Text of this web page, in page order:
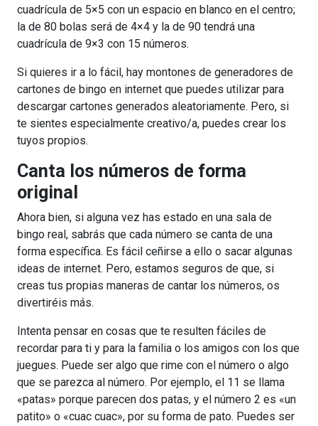
cuadrícula de 5×5 con un espacio en blanco en el centro;
la de 80 bolas será de 4×4 y la de 90 tendrá una
cuadrícula de 9×3 con 15 números.
Si quieres ir a lo fácil, hay montones de generadores de
cartones de bingo en internet que puedes utilizar para
descargar cartones generados aleatoriamente. Pero, si
te sientes especialmente creativo/a, puedes crear los
tuyos propios.
Canta los números de forma
original
Ahora bien, si alguna vez has estado en una sala de
bingo real, sabrás que cada número se canta de una
forma específica. Es fácil ceñirse a ello o sacar algunas
ideas de internet. Pero, estamos seguros de que, si
creas tus propias maneras de cantar los números, os
divertiréis más.
Intenta pensar en cosas que te resulten fáciles de
recordar para ti y para la familia o los amigos con los que
juegues. Puede ser algo que rime con el número o algo
que se parezca al número. Por ejemplo, el 11 se llama
«patas» porque parecen dos patas, y el número 2 es «un
patito» o «cuac cuac», por su forma de pato. Puedes ser